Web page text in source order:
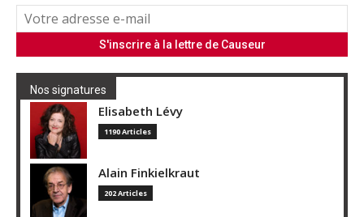
Nos signatures
Elisabeth Lévy
1190 Articles
Alain Finkielkraut
202 Articles